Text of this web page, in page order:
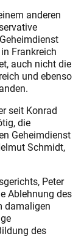
anderen
Frankreich
auch nicht die
und ebenso
seit Konrad
die
Geheimdienst
Schmidt,
Peter
Ablehnung des
damaligen
des